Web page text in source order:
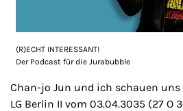
(R)ECHT INTERESSANT!
Der Podcast für die Jurabubble
Chan-jo Jun und ich schauen uns
LG Berlin II vom 03.04.3035 (27 O